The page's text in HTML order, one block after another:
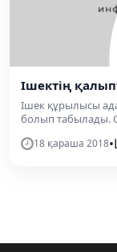
Ішектің
Ішек құрылысы
болып табылады.
18 қараша 2018•